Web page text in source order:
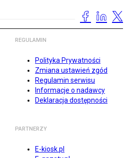
REGULAMIN
Polityka Prywatności
Zmiana ustawień zgód
Regulamin serwisu
Informacje o nadawcy
Deklaracja dostępności
PARTNERZY
E-kiosk.pl